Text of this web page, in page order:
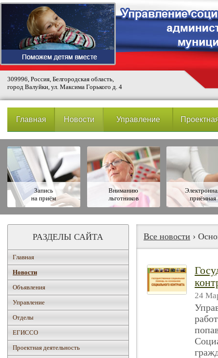
309996, Россия, Белгородская область,
город Валуйки, ул. Максима Горького д. 4
Главная Новости Управление
Запись
на приём
Вниманию
льготников
приёмная
РАЗДЕЛЫ САЙТА
Главная
Новости
Объявления
Управление
Отделы
ЕГИССО
Проектная деятельность
Все новости ›
24